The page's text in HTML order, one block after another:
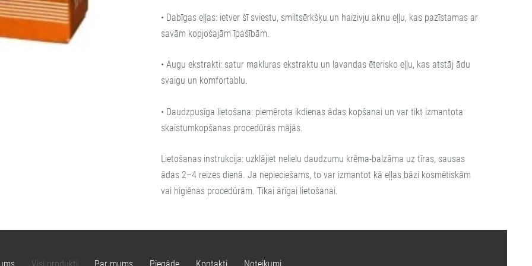
• Dabīgas eļļas: ietver šī sviestu, smiltsērkšķu un haizivju aknu eļļu, kas pazīstamas ar
savām kopjošajām īpašībām.
• Augu ekstrakti: satur makluras ekstraktu un lavandas ēterisko eļļu, kas atstāj ādu
svaigu un komfortablu.
• Daudzpusīga lietošana: piemērota ikdienas ādas kopšanai un var tikt izmantota
skaistumkopšanas procedūrās mājās.
Lietošanas instrukcija: uzklājiet nelielu daudzumu krēma-balzāma uz tīras, sausas
ādas 2–4 reizes dienā. Ja nepieciešams, to var izmantot kā eļļas bāzi kosmētiskām
vai higiēnas procedūrām. Tikai ārīgai lietošanai.